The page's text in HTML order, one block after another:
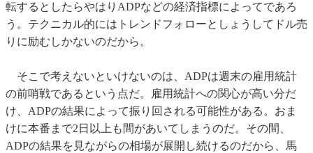
転するとしたらやはりADPなどの経済指標によってであろ
う。テクニカル的にはトレンドフォローとしょうしてドル売
りに励むしかないのだから。
そこで考えないといけないのは、ADPは週末の雇用統計
の前哨戦であるという点だ。雇用統計への関心が高い分だ
け、ADPの結果によって振り回される可能性がある。おま
けに本番まで2日以上も間があいてしまうのだ。その間、
ADPの結果を見ながらの相場が展開し続けるのだから、馬